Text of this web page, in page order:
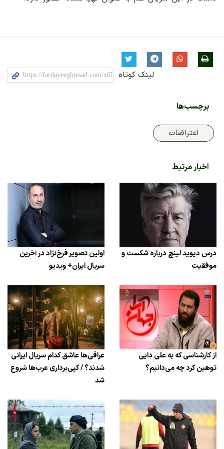
لینک کوتاه
برچسب‌ها
اعتراضات
اخبار مرتبط
درس دیوید لینچ درباره شکست و
موفقیت
اولین تصویر فرخ‌نژاد در آخرین
سریال ایران+ ویدیو
از کارشناسی که به علی دایی
توهین کرد چه می‌دانیم؟
عراقی‌ها عاشق کدام سریال ایرانی
شدند؟ / کپی‌برداری عرب‌ها شروع
شد